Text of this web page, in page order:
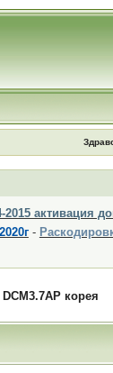
2015 активация
-
корея